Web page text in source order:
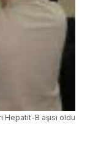
B aşısı oldu